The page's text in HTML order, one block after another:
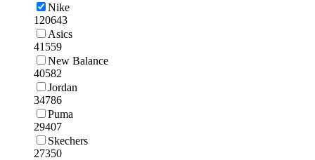
Nike
120643
Asics
41559
New Balance
40582
Jordan
34786
Puma
29407
Skechers
27350